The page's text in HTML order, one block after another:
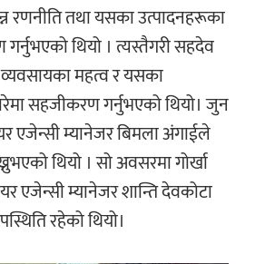
रणनीति तथा यसका उत्पादनहरूका
थियो । त्यस्तैगरी सहदेव
महत्व र यसका
सहजीकरण गर्नुभएको थियो। जुन
एजेन्सी म्यानेजर बिमला अंगाईले
थियो । सो अवसरमा गोर्खा
एजेन्सी म्यानेजर शान्ति देवकोटा
रहेको थियो।